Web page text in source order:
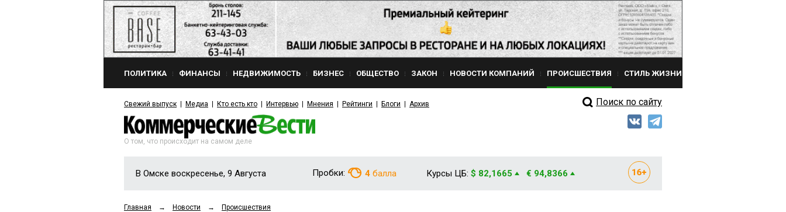
ПОЛИТИКА ФИНАНСЫ НЕДВИЖИМОСТЬ БИЗНЕС ОБЩЕСТВО ЗАКОН НОВОСТИ КОМПАНИЙ ПРОИСШЕСТВИЯ СТИЛЬ ЖИЗНИ
Свежий выпуск Медиа Кто есть кто Интервью Мнения Рейтинги Блоги Архив Поиск по сайту
О том, что происходит на самом деле
В Омске воскресенье, 9 Августа Пробки: 4 балла Курсы ЦБ: $ 82,1665 € 94,8366
Главная → Новости → Происшествия